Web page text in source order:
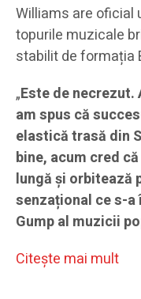
Williams are oficial
topurile muzicale
stabilit de formația
„Este de
am spus că
elastică trasă din
bine, acum cred
lungă și orbitează
senzațional ce s-
Gump al muzicii
Citeşte mai mult